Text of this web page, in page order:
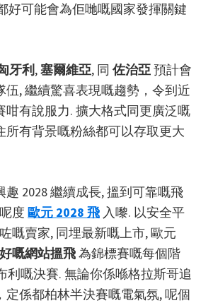
好可能會為佢哋嘅國家發揮關鍵
牙利 ,塞爾維亞, 同 佐治亞預計會
伍, 繼續驚喜表現嘅趨勢，令到近
咁有說服力. 擴大格式同更廣泛嘅
所有背景嘅粉絲都可以存取更大
2028 繼續成長, 搵到可靠嘅飛
度 歐元 2028 飛 入嚟. 以安全平
嘅賣家, 同埋最新嘅上市, 歐元
嘅網站搵飛為錦標賽嘅每個階
嘅決賽. 無論你係喺格拉斯哥追
定係都柏林半決賽嘅電氣氛, 呢個